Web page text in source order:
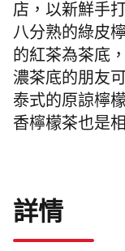
店，以新鮮手
八分熟的綠皮
的紅茶為茶底
濃茶底的朋友
泰式的原諒檸
香檸檬茶也是
詳情